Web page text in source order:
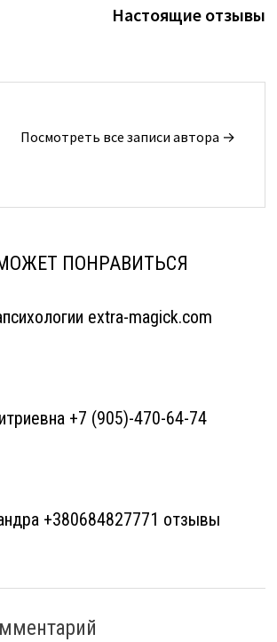
Настоящие отзывы
Посмотреть все записи автора →
ПОНРАВИТЬСЯ
extra-magick.com
+7 (905)-470-64-74
+380684827771 отзывы